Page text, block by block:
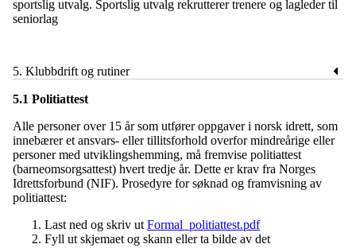
sportslig utvalg. Sportslig utvalg rekrutterer trenere og lagleder til
seniorlag
5. Klubbdrift og rutiner
5.1 Politiattest
Alle personer over 15 år som utfører oppgaver i norsk idrett, som
innebærer et ansvars- eller tillitsforhold overfor mindreårige eller
personer med utviklingshemming, må fremvise politiattest
(barneomsorgsattest) hvert tredje år. Dette er krav fra Norges
Idrettsforbund (NIF). Prosedyre for søknad og framvisning av
politiattest:
Last ned og skriv ut Formal_politiattest.pdf
Fyll ut skjemaet og skann eller ta bilde av det